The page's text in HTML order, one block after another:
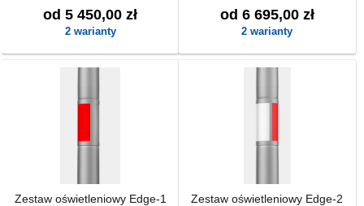
od 5 450,00 zł
2 warianty
od 6 695,00 zł
2 warianty
Zestaw oświetleniowy Edge-1
Zestaw oświetleniowy Edge-2